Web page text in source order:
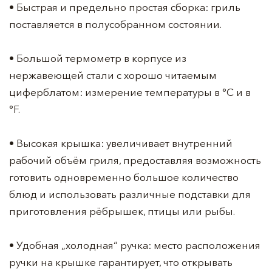
• Быстрая и предельно простая сборка: гриль
поставляется в полусобранном состоянии.
• Большой термометр в корпусе из
нержавеющей стали с хорошо читаемым
циферблатом: измерение температуры в °С и в
°F.
• Высокая крышка: увеличивает внутренний
рабочий объём гриля, предоставляя возможность
готовить одновременно большое количество
блюд и использовать различные подставки для
приготовления рёбрышек, птицы или рыбы.
• Удобная „холодная“ ручка: место расположения
ручки на крышке гарантирует, что открывать